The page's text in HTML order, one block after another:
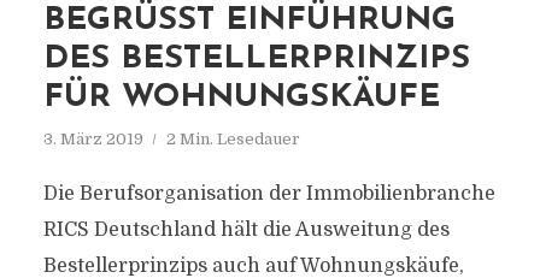
BEGRÜSST EINFÜHRUNG D
ES BESTELLERPRINZIPS F
ÜR WOHNUNGSKÄUFE
3. März 2019 2 Min. Lesedauer
Die Berufsorganisation der Immobilienbranche
RICS Deutschland hält die Ausweitung des
Bestellerprinzips auch auf Wohnungskäufe,